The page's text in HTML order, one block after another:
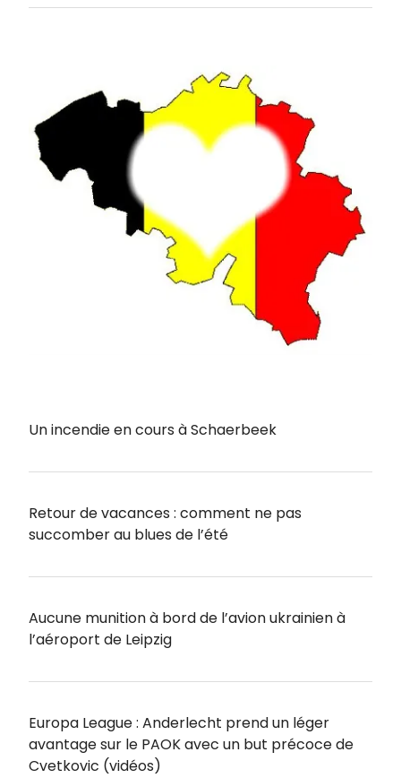
Un incendie en cours à Schaerbeek
Retour de vacances : comment ne pas
succomber au blues de l’été
Aucune munition à bord de l’avion ukrainien à
l’aéroport de Leipzig
Europa League : Anderlecht prend un léger
avantage sur le PAOK avec un but précoce de
Cvetkovic (vidéos)